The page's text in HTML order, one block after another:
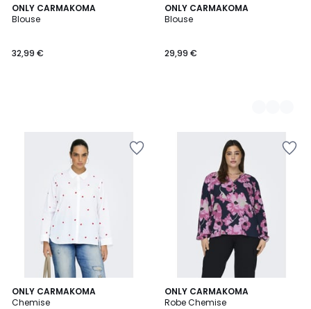
ONLY CARMAKOMA
Blouse
32,99 €
ONLY CARMAKOMA
Blouse
29,99 €
2
Couleurs
ONLY CARMAKOMA
Chemise
ONLY CARMAKOMA
Robe Chemise